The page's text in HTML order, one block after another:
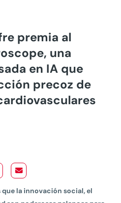
premia al
una
en IA que
precoz de
la innovación social, el